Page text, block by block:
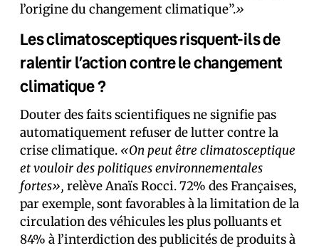
l’origine du changement climatique”.»
Les climatosceptiques risquent-ils de
ralentir l’action contre le changement
climatique ?
Douter des faits scientifiques ne signifie pas
automatiquement refuser de lutter contre la
crise climatique. «On peut être climatosceptique
et vouloir des politiques environnementales
fortes», relève Anaïs Rocci. 72% des Français·es,
par exemple, sont favorables à la limitation de la
circulation des véhicules les plus polluants et
84% à l’interdiction des publicités de produits à